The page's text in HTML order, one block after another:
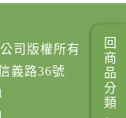
司版權所有
義路36號
回商品分類